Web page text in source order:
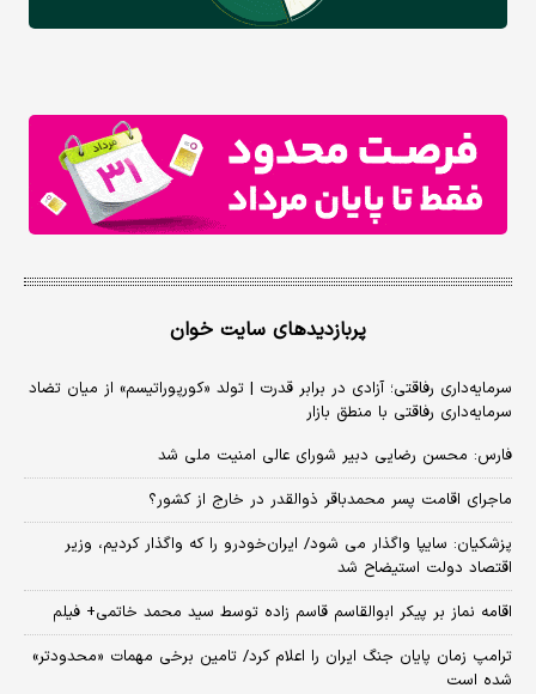
پربازدیدهای سایت خوان
سرمایه‌داری رفاقتی؛ آزادی در برابر قدرت | تولد «کورپوراتیسم» از میان تضاد
سرمایه‌داری رفاقتی با منطق بازار
فارس: محسن رضایی دبیر شورای عالی امنیت ملی شد
ماجرای اقامت پسر محمدباقر ذوالقدر در خارج از کشور؟
پزشکیان: سایپا واگذار می شود/ ایران‌خودرو را که واگذار کردیم، وزیر
اقتصاد دولت استیضاح شد
اقامه نماز بر پیکر ابوالقاسم قاسم زاده توسط سید محمد خاتمی+ فیلم
ترامپ زمان پایان جنگ ایران را اعلام کرد/ تامین برخی مهمات «محدودتر»
شده است